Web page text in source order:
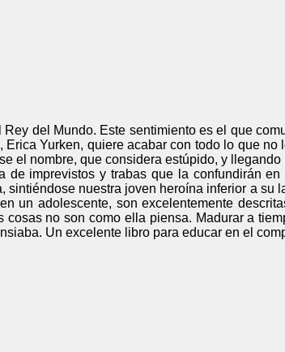
del Mundo. Este sentimiento es el que
Erica Yurken, quiere acabar con todo lo que
el nombre, que considera estúpido, y
de imprevistos y trabas que la confundirán
nuestra joven heroína inferior a su
un adolescente, son excelentemente
no son como ella piensa. Madurar a
Un excelente libro para educar en el